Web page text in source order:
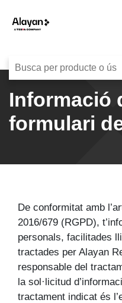
Informació
formulari
De conformitat amb
2016/679 (RGPD),
personals, facilitades
tractades per Alayan
responsable del
la sol·licitud
tractament indicat és